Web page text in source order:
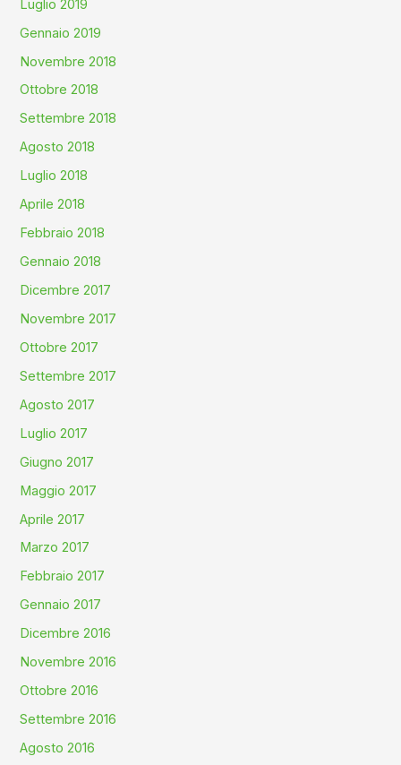
Luglio 2019
Gennaio 2019
Novembre 2018
Ottobre 2018
Settembre 2018
Agosto 2018
Luglio 2018
Aprile 2018
Febbraio 2018
Gennaio 2018
Dicembre 2017
Novembre 2017
Ottobre 2017
Settembre 2017
Agosto 2017
Luglio 2017
Giugno 2017
Maggio 2017
Aprile 2017
Marzo 2017
Febbraio 2017
Gennaio 2017
Dicembre 2016
Novembre 2016
Ottobre 2016
Settembre 2016
Agosto 2016